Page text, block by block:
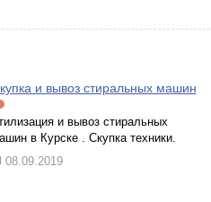
и вывоз стиральных машин
и вывоз стиральных
в Курске . Скупка техники.
08.09.2019